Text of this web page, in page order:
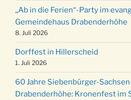
24.12.
15:00 Uhr
24.12.
18:00 Uhr
24.12.
Christmette mit der ev.
um 23:00 Uhr
31.12.
Gottesdienst zu
18:00 Uhr
„Ab in die Ferien“-Party im
Gemeindehaus Drabenderhöhe
8. Juli 2026
Dorffest in Hillerscheid
1. Juli 2026
60 Jahre Siebenbürger-
Drabenderhöhe: Kronenfest im